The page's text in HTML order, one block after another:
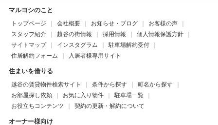
マルヨシのこと
トップページ 会社概要 お知らせ・ブログ
お客様の声
スタッフ紹介
越谷の街情報 採用情報
個人情報保護方針
サイトマップ
インスタグラム
駐車場解約受付
住居解約フォーム
入居者様専用サイト
住まいを借りる
越谷の賃貸物件検索サイト 条件から探す
町名から探す
お部屋探し依頼
お気に入り物件
駐車場一覧
お役立ちコンテンツ
契約の更新・解約について
オーナー様向け